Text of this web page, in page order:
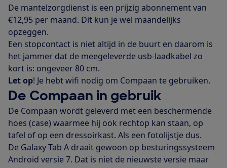
De mantelzorgdienst is een prijzig abonnement van
€12,95 per maand. Dit kun je wel maandelijks
opzeggen.
Een stopcontact is niet altijd in de buurt en daarom is
het jammer dat de meegeleverde usb-laadkabel zo
kort is: ongeveer 80 cm.
Let op! Je hebt wifi nodig om Compaan te gebruiken.
De Compaan in gebruik
De Compaan wordt geleverd met een beschermende
hoes (case) waarmee hij ook rechtop kan staan, op
tafel of op een dressoirkast. Als een fotolijstje dus.
De Galaxy Tab A draait gewoon op besturingssysteem
Android versie 7. Dat is niet de nieuwste versie maar